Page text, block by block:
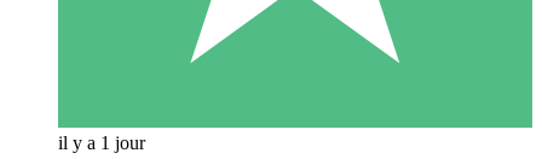
il y a 1 jour